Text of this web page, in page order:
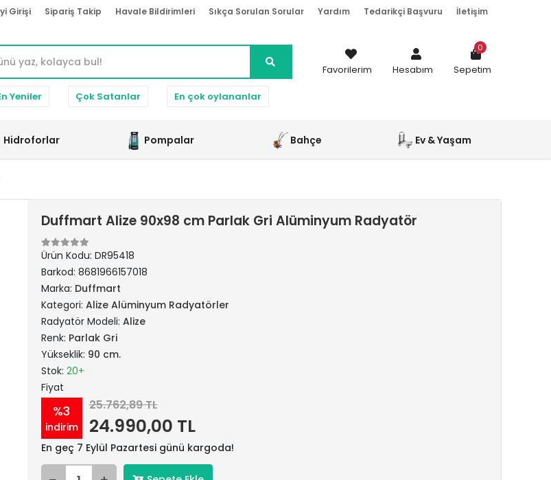
Girişi Sipariş Takip Havale Bildirimleri Sıkça Sorulan Sorular Yardım Tedarikçi Başvuru İletişim
Yeniler Çok Satanlar En çok oylananlar
Favorilerim Hesabım Sepetim
0
Hidroforlar Pompalar Bahçe Ev & Yaşam
Duffmart Alize 90x98 cm Parlak Gri Alüminyum Radyatör
Ürün Kodu: DR95418
Barkod: 8681966157018
Marka: Duffmart
Kategori: Alize Alüminyum Radyatörler
Radyatör Modeli: Alize
Renk: Parlak Gri
Yükseklik: 90 cm.
Stok: 20+
Fiyat
%3
indirim
25.762,89 TL
24.990,00 TL
En geç 7 Eylül Pazartesi günü kargoda!